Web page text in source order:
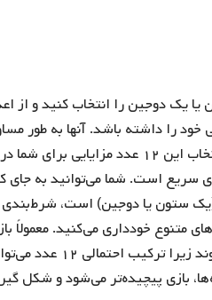
یک دوجین را انتخاب کنید و از
را داشته باشد. آنها به طور
در پی دارد.
سریع است. شما می‌توانید به جای
متنوع خودداری می‌کنید. معمولاً
اعداد را انتخاب
بازی پیچیده‌تر می‌شود و شکل